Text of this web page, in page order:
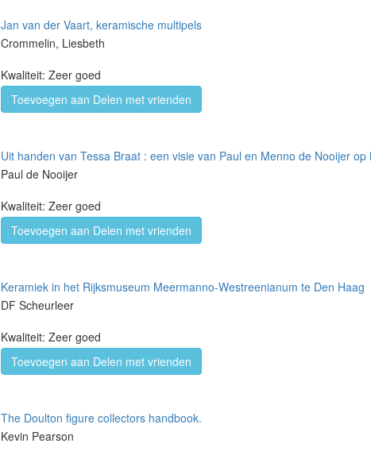
Jan van der Vaart, keramische multipels
Crommelin, Liesbeth
Kwaliteit: Zeer goed
Toevoegen aan Delen met vrienden
Uit handen van Tessa Braat : een visie van Paul en Menno de Nooijer
Paul de Nooijer
Kwaliteit: Zeer goed
Toevoegen aan Delen met vrienden
Keramiek in het Rijksmuseum Meermanno-Westreenianum te Den Haag
DF Scheurleer
Kwaliteit: Zeer goed
Toevoegen aan Delen met vrienden
The Doulton figure collectors handbook.
Kevin Pearson